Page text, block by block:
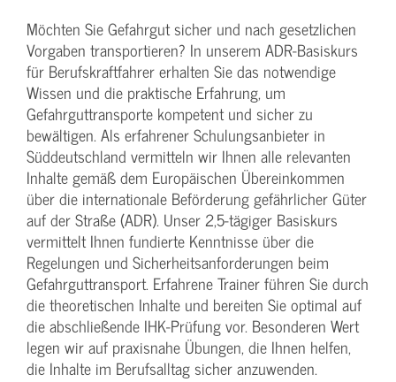
Möchten Sie Gefahrgut sicher und nach gesetzlichen
Vorgaben transportieren? In unserem ADR-Basiskurs
für Berufskraftfahrer erhalten Sie das notwendige
Wissen und die praktische Erfahrung, um
Gefahrguttransporte kompetent und sicher zu
bewältigen. Als erfahrener Schulungsanbieter in
Süddeutschland vermitteln wir Ihnen alle relevanten
Inhalte gemäß dem Europäischen Übereinkommen
über die internationale Beförderung gefährlicher Güter
auf der Straße (ADR). Unser 2,5-tägiger Basiskurs
vermittelt Ihnen fundierte Kenntnisse über die
Regelungen und Sicherheitsanforderungen beim
Gefahrguttransport. Erfahrene Trainer führen Sie durch
die theoretischen Inhalte und bereiten Sie optimal auf
die abschließende IHK-Prüfung vor. Besonderen Wert
legen wir auf praxisnahe Übungen, die Ihnen helfen,
die Inhalte im Berufsalltag sicher anzuwenden.